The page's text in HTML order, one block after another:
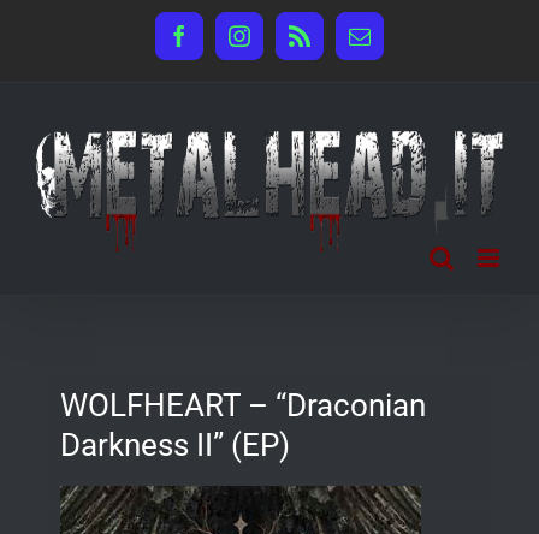
FacebookInstagram
Rss Email
WOLFHEART – “Draconian
Darkness II” (EP)